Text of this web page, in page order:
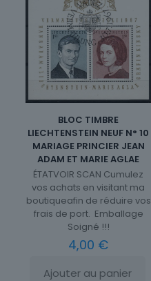
BLOC TIMBRE
LIECHTENSTEIN NEUF N° 10
MARIAGE PRINCIER JEAN
ADAM ET MARIE AGLAE
ÉTATVOIR SCAN Cumulez
vos achats en visitant ma
boutiqueafin de réduire vos
frais de port. Emballage
Soigné !!!
4,00 €
Ajouter au panier